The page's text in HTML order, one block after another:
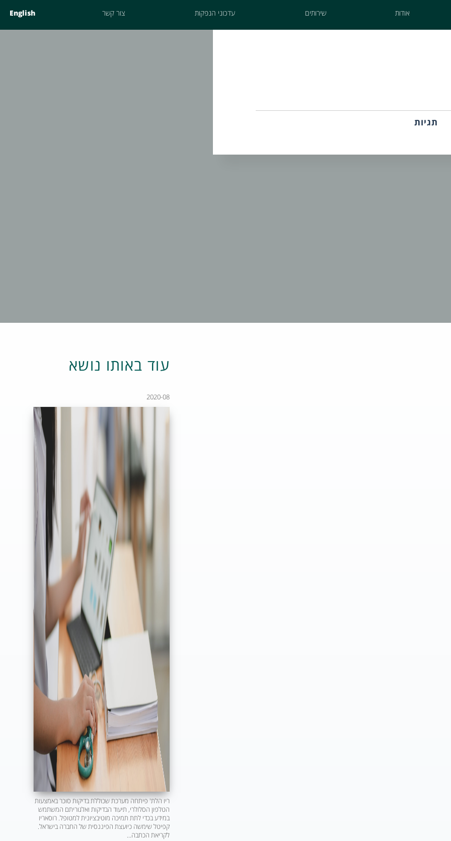
אודות שירותים עדכוני הנפקות צור קשר English
תגיות
עוד באותו נושא
2020-08
ריו הלת' פיתחה מערכת שכוללת בדיקות סוכר באמצעות
הטלפון הסלולרי, תיעוד הבדיקות ואלגוריתם המשתמש
במידע בכדי לתת תמיכה מוטיבציונית למטופל. רוסאריו
קפיטל שימשה כיועצת הפיננסית של החברה בישראל.
לקריאת הכתבה...